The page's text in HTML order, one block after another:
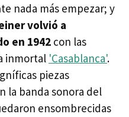
nada más empezar; y
volvió a
en 1942 con las
inmortal 'Casablanca'.
piezas
la banda sonora del
ensombrecidas